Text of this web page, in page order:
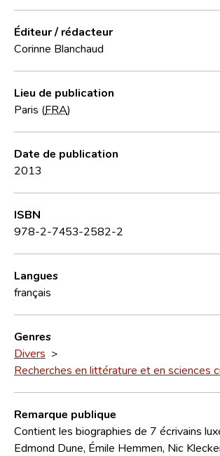
Éditeur / rédacteur
Corinne Blanchaud
Lieu de publication
Paris (FRA)
Date de publication
2013
ISBN
978-2-7453-2582-2
Langues
français
Genres
Divers >
Recherches en littérature et en sciences
Remarque publique
Contient les biographies de 7 écrivains
Edmond Dune, Émile Hemmen, Nic